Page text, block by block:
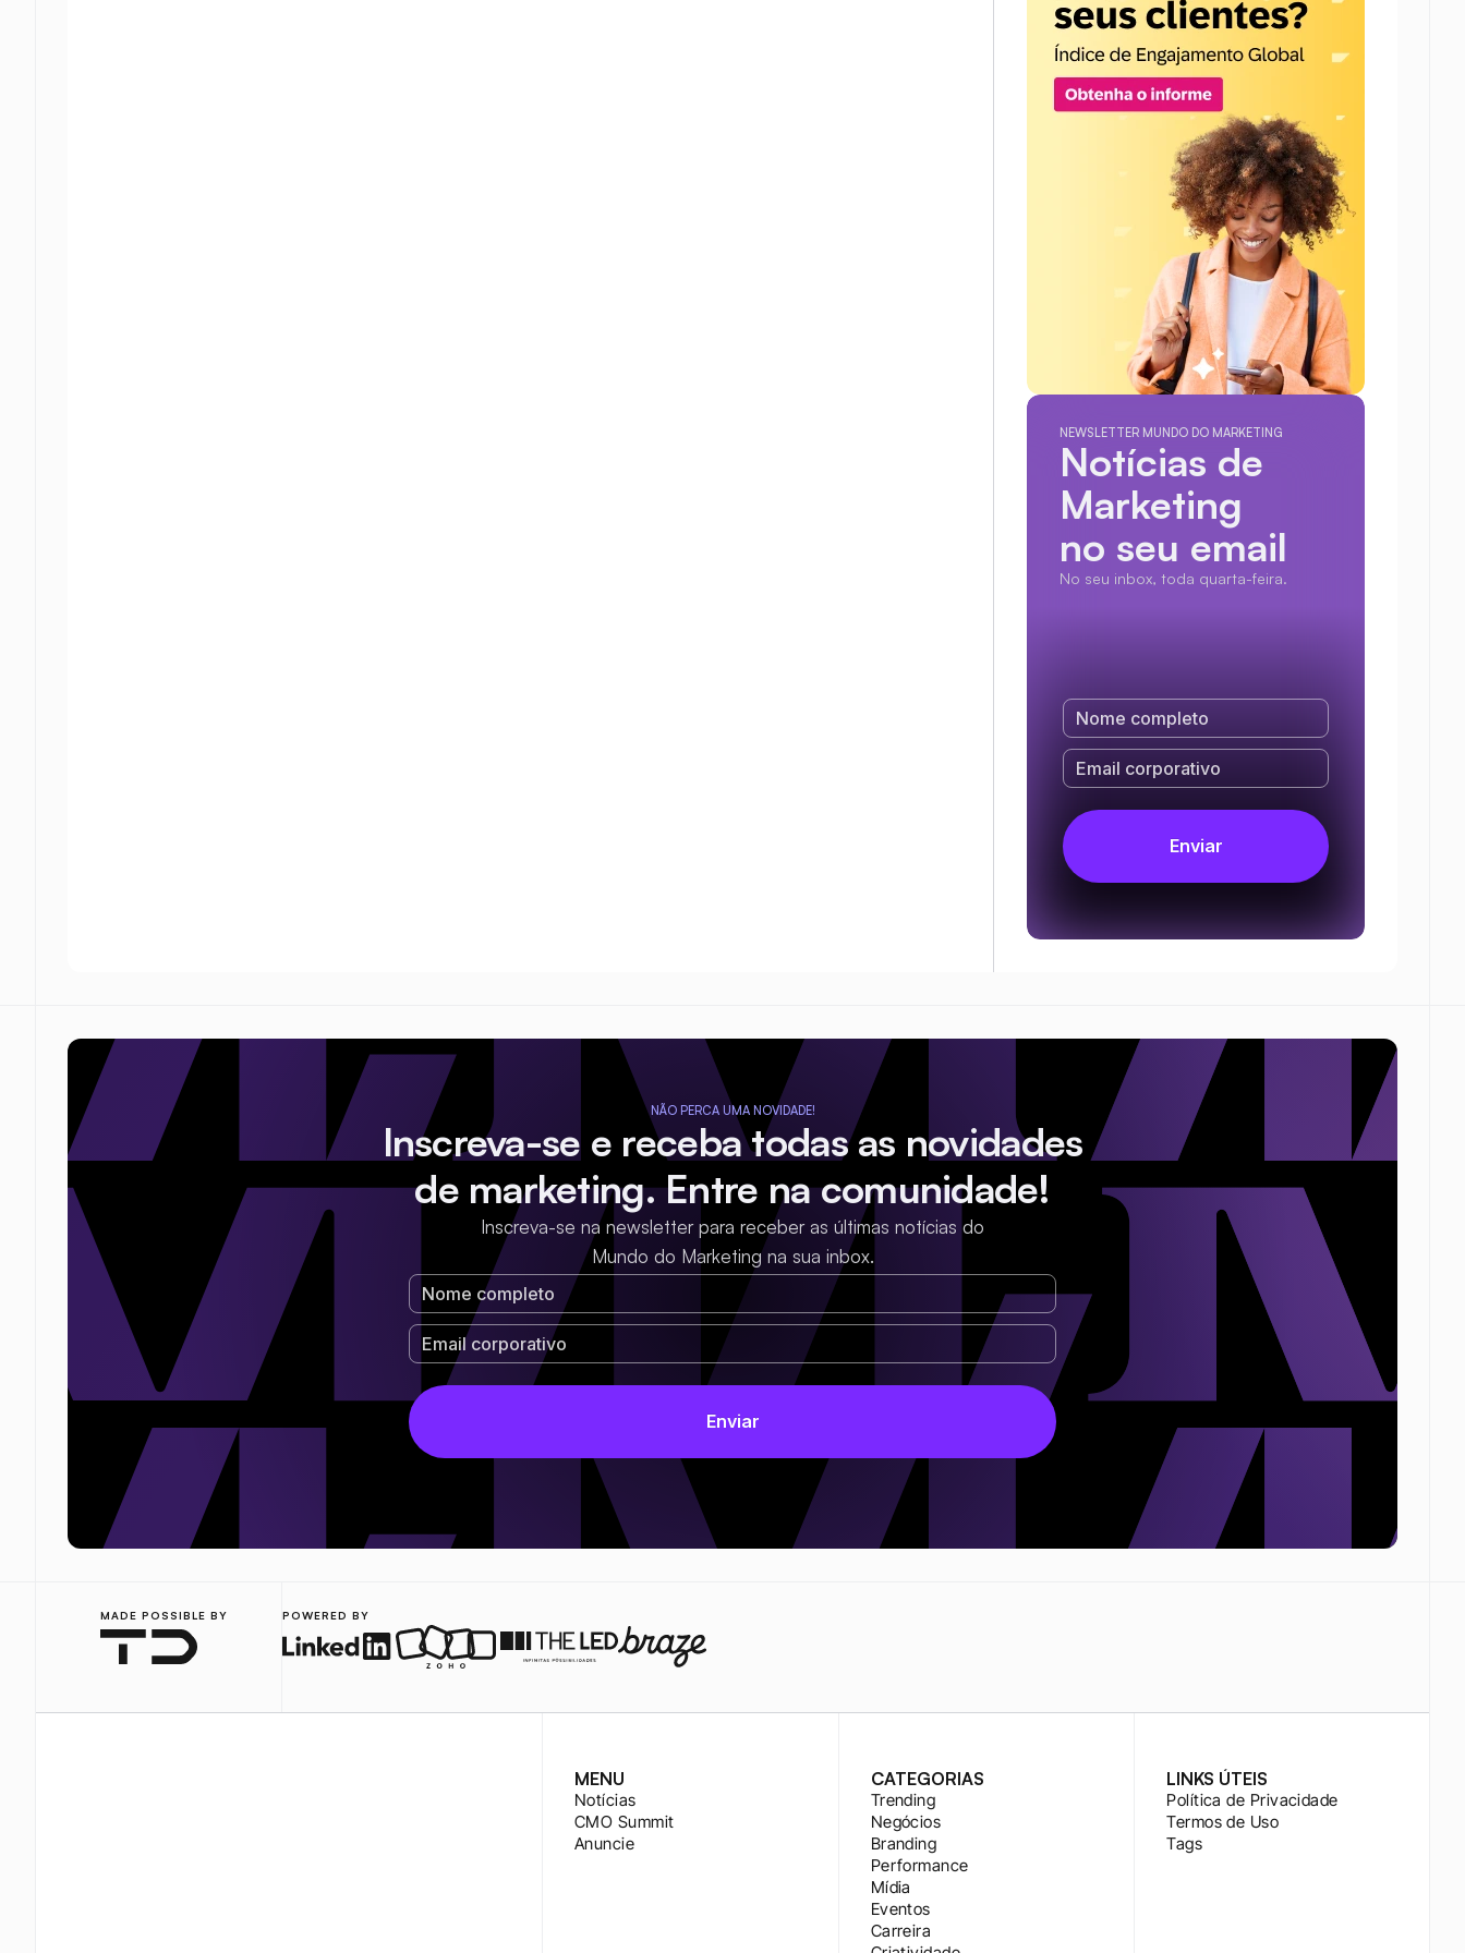
NEWSLETTER MUNDO DO MARKETING
Notícias de
Marketing
no seu email
No seu inbox, toda quarta-feira.
NÃO PERCA UMA NOVIDADE!
Inscreva-se e receba todas as novidades
de marketing. Entre na comunidade!
Inscreva-se na newsletter para receber as últimas notícias do
Mundo do Marketing na sua inbox.
MADE POSSIBLE BY POWERED BY
MENU
Notícias
CMO Summit
Anuncie
CATEGORIAS
Trending
Negócios
Branding
Performance
Mídia
Eventos
Carreira
LINKS ÚTEIS
Política de Privacidade
Termos de Uso
Tags